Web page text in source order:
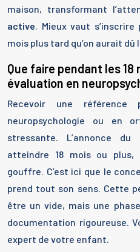
maison, transformant
active. Mieux vaut
mois plus tard qu’on aurait dû
Que faire pendant les 18
évaluation en
Recevoir une
neuropsychologie ou en
stressante. L’annonce
atteindre 18 mois ou
gouffre. C’est ici que le
prend tout son sens. Cette
être un vide, mais une phase
documentation rigoureuse.
expert de votre enfant.